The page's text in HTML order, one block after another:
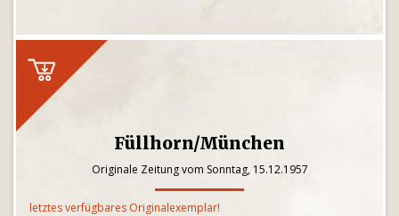
Füllhorn/München
Originale Zeitung vom Sonntag, 15.12.1957
letztes verfügbares Originalexemplar!